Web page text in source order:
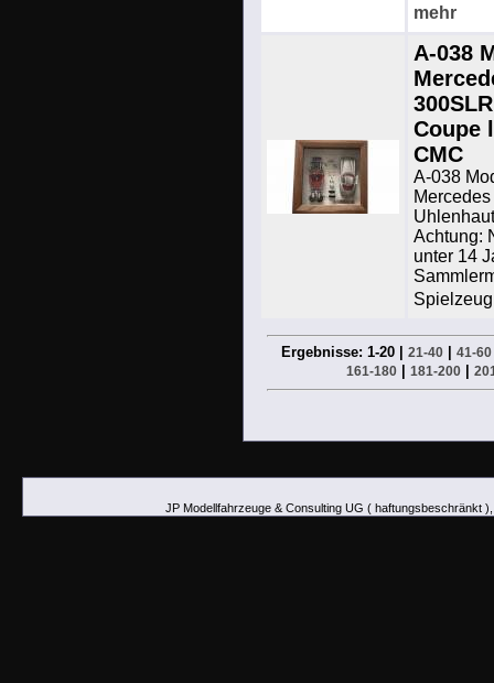
mehr
A-038
Coupe
CMC
A-038
Achtung:
unter 14
Ergebnisse: 1-20 | 21-40| 41-60
161-180| 181-200|
JP Modellfahrzeuge & Consulting UG ( haftungsbeschränkt